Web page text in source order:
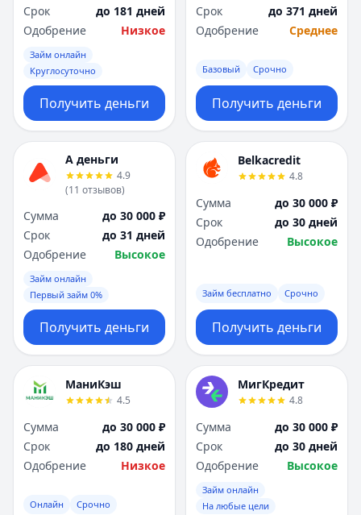
Срок
до 181 дней
Одобрение
Низкое
Займ онлайн
Круглосуточно
Получить деньги
Срок
до 371 дней
Одобрение
Среднее
Базовый Срочно
Получить деньги
А деньги
4.9
(11 отзывов)
Сумма
до 30 000 ₽
Срок
до 31 дней
Одобрение
Высокое
Займ онлайн
Первый займ 0%
Получить деньги
Belkacredit
4.8
Сумма
до 30 000 ₽
Срок
до 30 дней
Одобрение
Высокое
Займ бесплатно Срочно
Получить деньги
МаниКэш
4.5
Сумма
до 30 000 ₽
Срок
до 180 дней
Одобрение
Низкое
Онлайн Срочно
МигКредит
4.8
Сумма
до 30 000 ₽
Срок
до 30 дней
Одобрение
Высокое
Займ онлайн
На любые цели